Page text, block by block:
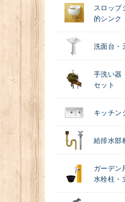
スロップ
的シンク
洗面台・
手洗い器
セット
キッチン
給排水部
ガーデン
水栓柱・